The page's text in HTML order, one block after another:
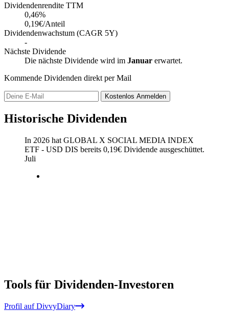
Dividendenrendite TTM
0,46%
0,19€/Anteil
Dividendenwachstum (CAGR 5Y)
-
Nächste Dividende
Die nächste Dividende wird im Januar erwartet.
Kommende Dividenden direkt per Mail
Kostenlos Anmelden
Historische Dividenden
In 2026 hat GLOBAL X SOCIAL MEDIA INDEX
ETF - USD DIS bereits 0,19€ Dividende ausgeschüttet.
Juli
Tools für Dividenden-Investoren
Profil auf DivvyDiary